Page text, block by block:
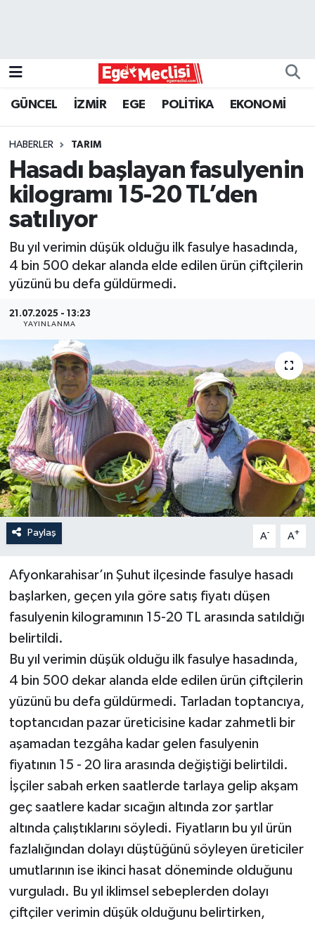
GÜNCEL İZMİR EGE POLİTİKA EKONOMİ
HABERLER TARIM
Hasadı başlayan fasulyenin
kilogramı 15-20 TL’den
satılıyor
Bu yıl verimin düşük olduğu ilk fasulye hasadında,
4 bin 500 dekar alanda elde edilen ürün çiftçilerin
yüzünü bu defa güldürmedi.
21.07.2025 - 13:23
YAYINLANMA
Paylaş A- A+
Afyonkarahisar’ın Şuhut ilçesinde fasulye hasadı
başlarken, geçen yıla göre satış fiyatı düşen
fasulyenin kilogramının 15-20 TL arasında satıldığı
belirtildi.
Bu yıl verimin düşük olduğu ilk fasulye hasadında,
4 bin 500 dekar alanda elde edilen ürün çiftçilerin
yüzünü bu defa güldürmedi. Tarladan toptancıya,
toptancıdan pazar üreticisine kadar zahmetli bir
aşamadan tezgâha kadar gelen fasulyenin
fiyatının 15 - 20 lira arasında değiştiği belirtildi.
İşçiler sabah erken saatlerde tarlaya gelip akşam
geç saatlere kadar sıcağın altında zor şartlar
altında çalıştıklarını söyledi. Fiyatların bu yıl ürün
fazlalığından dolayı düştüğünü söyleyen üreticiler
umutlarının ise ikinci hasat döneminde olduğunu
vurguladı. Bu yıl iklimsel sebeplerden dolayı
çiftçiler verimin düşük olduğunu belirtirken,
GÜNCEL
ÖZEL HABER
POLİTİKA
Programlar
YAŞAM